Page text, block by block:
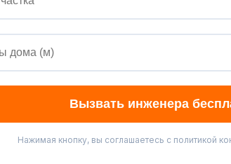
Вызвать инженера
Нажимая кнопку, вы соглашаетесь с политикой